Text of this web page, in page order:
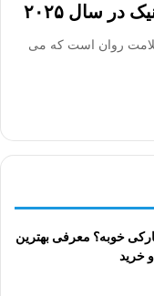
سال ۲۰۲۵
سلامت روان است که می
خوبه؟ معرفی بهترین
خرید